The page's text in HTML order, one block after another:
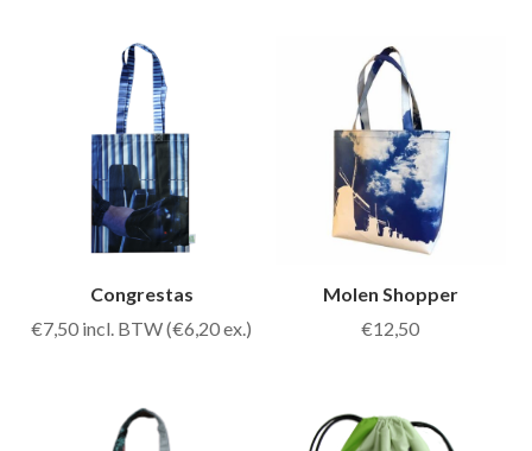
Congrestas
€7,50 incl. BTW (€6,20ex.)
Molen Shopper
€12,50